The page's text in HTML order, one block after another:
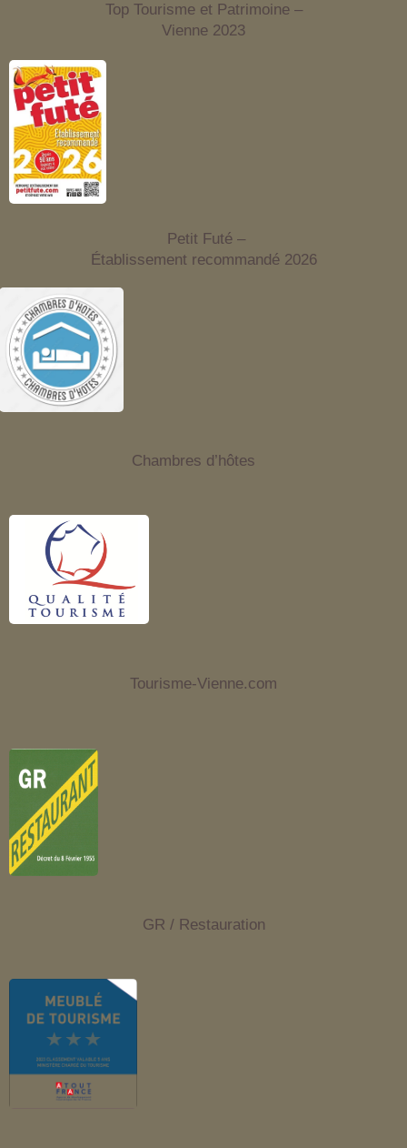
Top Tourisme et Patrimoine –
Vienne 2023
Petit Futé –
Établissement recommandé 2026
Chambres d’hôtes
Tourisme-Vienne.com
GR / Restauration